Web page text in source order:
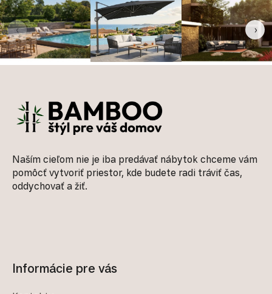
‹ ›
Naším cieľom nie je iba predávať nábytok chceme vám
pomôcť vytvoriť priestor, kde budete radi tráviť čas,
oddychovať a žiť.
Informácie pre vás